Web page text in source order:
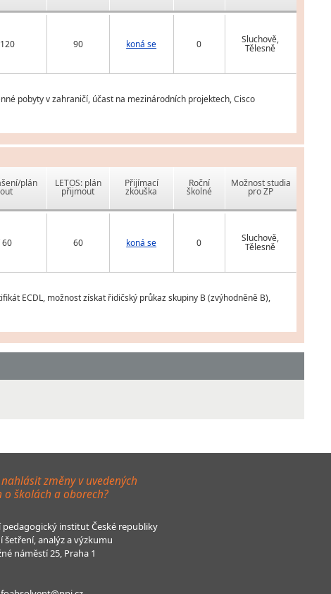
90 koná se 0 Sluchově,
Tělesně
pobyty v zahraničí, účast na mezinárodních projektech, Cisco
plán LETOS: plán
přijmout
Přijímací
zkouška
Roční
školné
Možnost studia
pro ZP
60 60 koná se 0 Sluchově,
Tělesně
ECDL, možnost získat řidičský průkaz skupiny B (zvýhodněně B),
nahlásit změny v uvedených
o školách a oborech?
pedagogický institut České republiky
šetření, analýz a výzkumu
náměstí 25, Praha 1